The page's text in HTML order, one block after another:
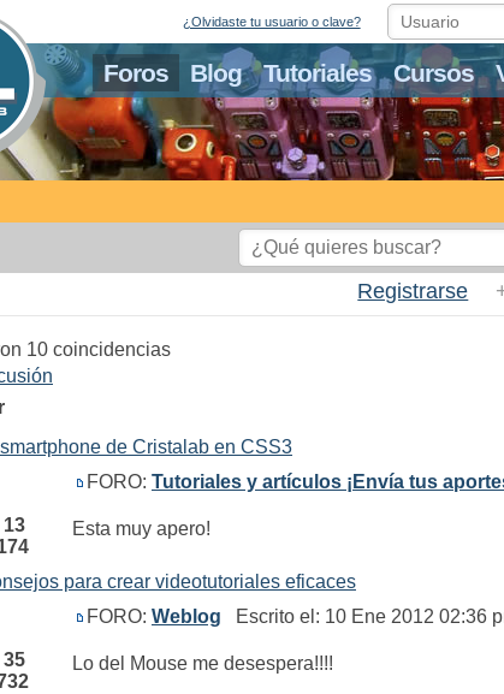
Foros Blog Tutoriales Cursos
¿Olvidaste tu usuario o clave?
Registrarse
10 coincidencias
de Cristalab en CSS3
13
FORO: Tutoriales y artículos ¡Envía tus
Esta muy apero!
para crear videotutoriales eficaces
35
FORO: Weblog Escrito el: 10 Ene 2012 02:36
Lo del Mouse me desespera!!!!